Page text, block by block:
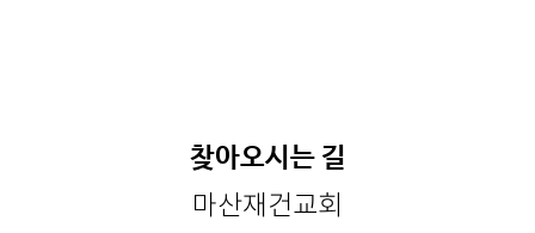
찾아오시는 길
마산재건교회